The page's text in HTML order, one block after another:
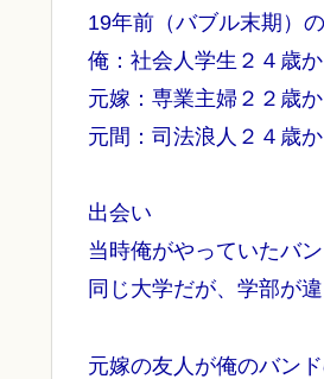
19年前（バブル末期）
俺：社会人学生２４歳
元嫁：専業主婦２２歳
元間：司法浪人２４歳
出会い
当時俺がやっていたバ
同じ大学だが、学部が
元嫁の友人が俺のバン